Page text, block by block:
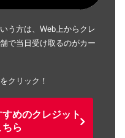
う方は、Web上からクレ
で当日受け取るのがカー
クリック！
めのクレジット
ら